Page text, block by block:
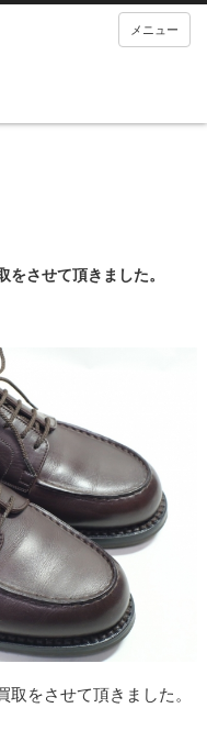
メニュー
させて頂きました。
をさせて頂きました。